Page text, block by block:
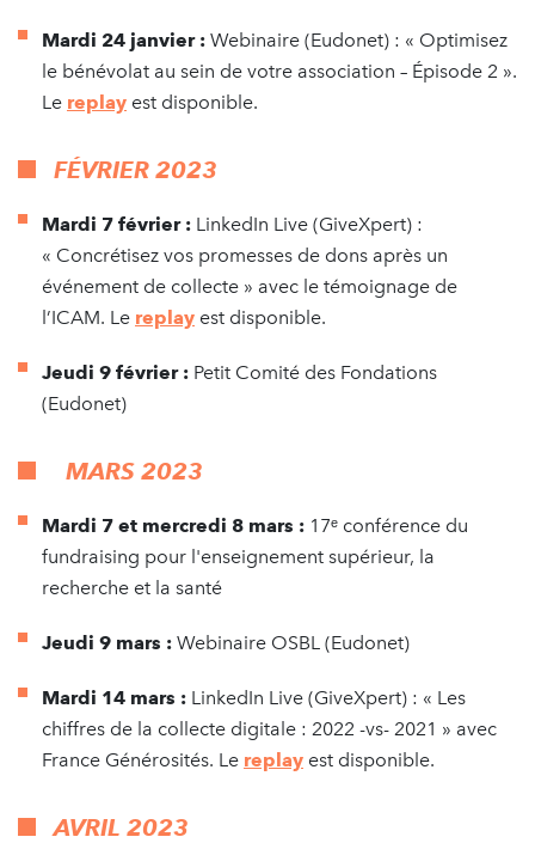
Mardi 24 janvier : Webinaire (Eudonet) : « Optimisez
le bénévolat au sein de votre association – Épisode 2 ».
Le replay est disponible.
FÉVRIER 2023
Mardi 7 février : LinkedIn Live (GiveXpert) :
« Concrétisez vos promesses de dons après un
événement de collecte » avec le témoignage de
l’ICAM. Le replay est disponible.
Jeudi 9 février : Petit Comité des Fondations
(Eudonet)
MARS 2023
Mardi 7 et mercredi 8 mars : 17ᵉ conférence du
fundraising pour l'enseignement supérieur, la
recherche et la santé
Jeudi 9 mars : Webinaire OSBL (Eudonet)
Mardi 14 mars : LinkedIn Live (GiveXpert) : « Les
chiffres de la collecte digitale : 2022 -vs- 2021 » avec
France Générosités. Le replay est disponible.
AVRIL 2023